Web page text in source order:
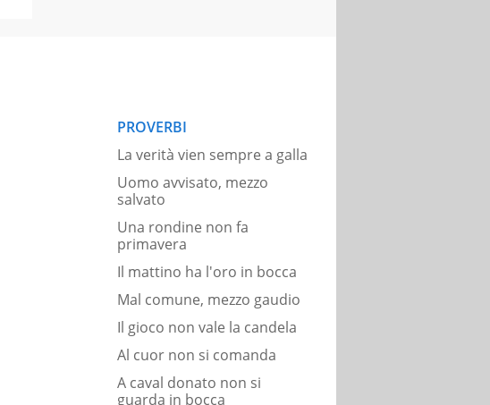
PROVERBI
La verità vien sempre a galla
Uomo avvisato, mezzo
salvato
Una rondine non fa
primavera
Il mattino ha l'oro in bocca
Mal comune, mezzo gaudio
Il gioco non vale la candela
Al cuor non si comanda
A caval donato non si
guarda in bocca